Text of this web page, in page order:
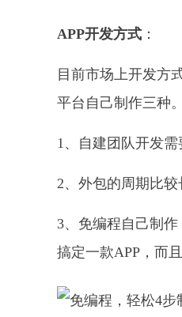
APP开发方式 ：
目前市场上开发方
平台自己制作三种。
1、自建团队开发
2、外包的周期比较
3、免编程自己制
搞定一款APP，而